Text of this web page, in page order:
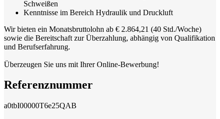
Schweißen
Kenntnisse im Bereich Hydraulik und Druckluft
Wir bieten ein Monatsbruttolohn ab € 2.864,21 (40 Std./Woche)
sowie die Bereitschaft zur Überzahlung, abhängig von Qualifikation
und Berufserfahrung.
Überzeugen Sie uns mit Ihrer Online-Bewerbung!
Referenznummer
a0tbI00000T6e25QAB